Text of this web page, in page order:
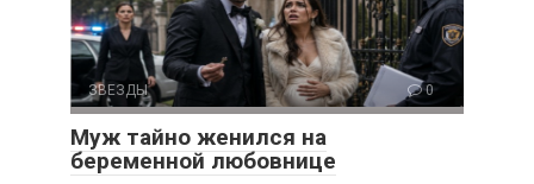
ЗВЕЗДЫ 0
Муж тайно женился на
беременной любовнице